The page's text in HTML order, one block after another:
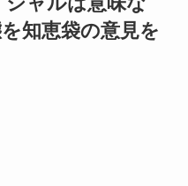
知恵袋の意見を